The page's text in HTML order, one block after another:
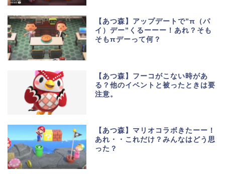
【あつ森】アップデートで”π（パ
イ）デー”くるーーー！あれ？そも
そもπデーって何？
【あつ森】フーコがこない時があ
る？他のイベントと被ったときは要
注意。
【あつ森】マリオコラボきたーー！
あれ・・これだけ？みんなはどう思
った？